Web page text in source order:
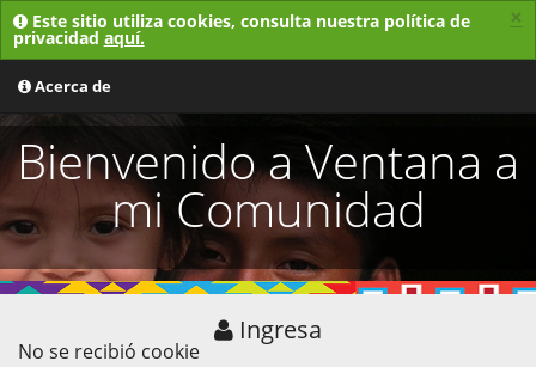
Este sitio utiliza cookies, consulta nuestra política de
privacidad aquí.
×
MENU
Acerca de
Bienvenido a Ventana a
mi Comunidad
Ingresa
No se recibió cookie